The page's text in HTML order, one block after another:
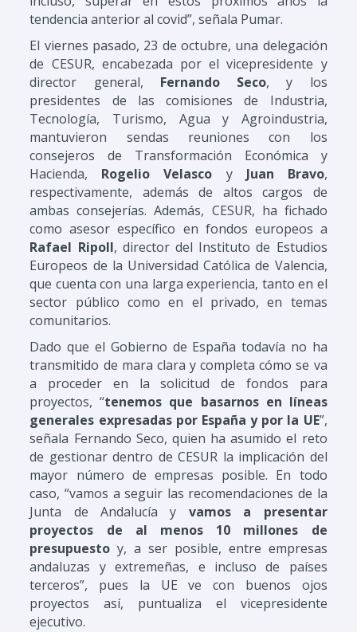
tendencia anterior al covid”, señala Pumar.
El viernes pasado, 23 de octubre, una delegación
de CESUR, encabezada por el vicepresidente y
director general, Fernando Seco, y los
presidentes de las comisiones de Industria,
Tecnología, Turismo, Agua y Agroindustria,
mantuvieron sendas reuniones con los
consejeros de Transformación Económica y
Hacienda, Rogelio Velasco y Juan Bravo,
respectivamente, además de altos cargos de
ambas consejerías. Además, CESUR, ha fichado
como asesor específico en fondos europeos a
Rafael Ripoll, director del Instituto de Estudios
Europeos de la Universidad Católica de Valencia,
que cuenta con una larga experiencia, tanto en el
sector público como en el privado, en temas
comunitarios.
Dado que el Gobierno de España todavía no ha
transmitido de mara clara y completa cómo se va
a proceder en la solicitud de fondos para
proyectos, “tenemos que basarnos en líneas
generales expresadas por España y por la UE”,
señala Fernando Seco, quien ha asumido el reto
de gestionar dentro de CESUR la implicación del
mayor número de empresas posible. En todo
caso, “vamos a seguir las recomendaciones de la
Junta de Andalucía y vamos a presentar
proyectos de al menos 10 millones de
presupuesto y, a ser posible, entre empresas
andaluzas y extremeñas, e incluso de países
terceros”, pues la UE ve con buenos ojos
proyectos así, puntualiza el vicepresidente
ejecutivo.